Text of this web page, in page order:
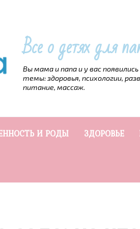
Все о детях для
Вы мама и папа и у вас
темы: здоровья, психологии,
питание, массаж.
И РОДЫ ЗДОРОВЬЕ